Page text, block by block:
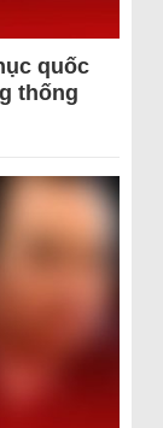
quốc
thống